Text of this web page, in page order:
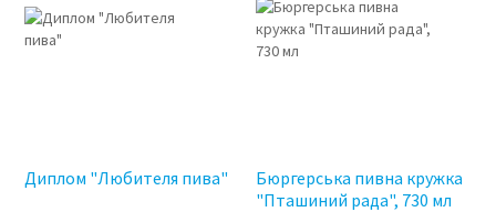
Диплом "Любителя пива"
Бюргерська пивна кружка
"Пташиний рада", 730 мл